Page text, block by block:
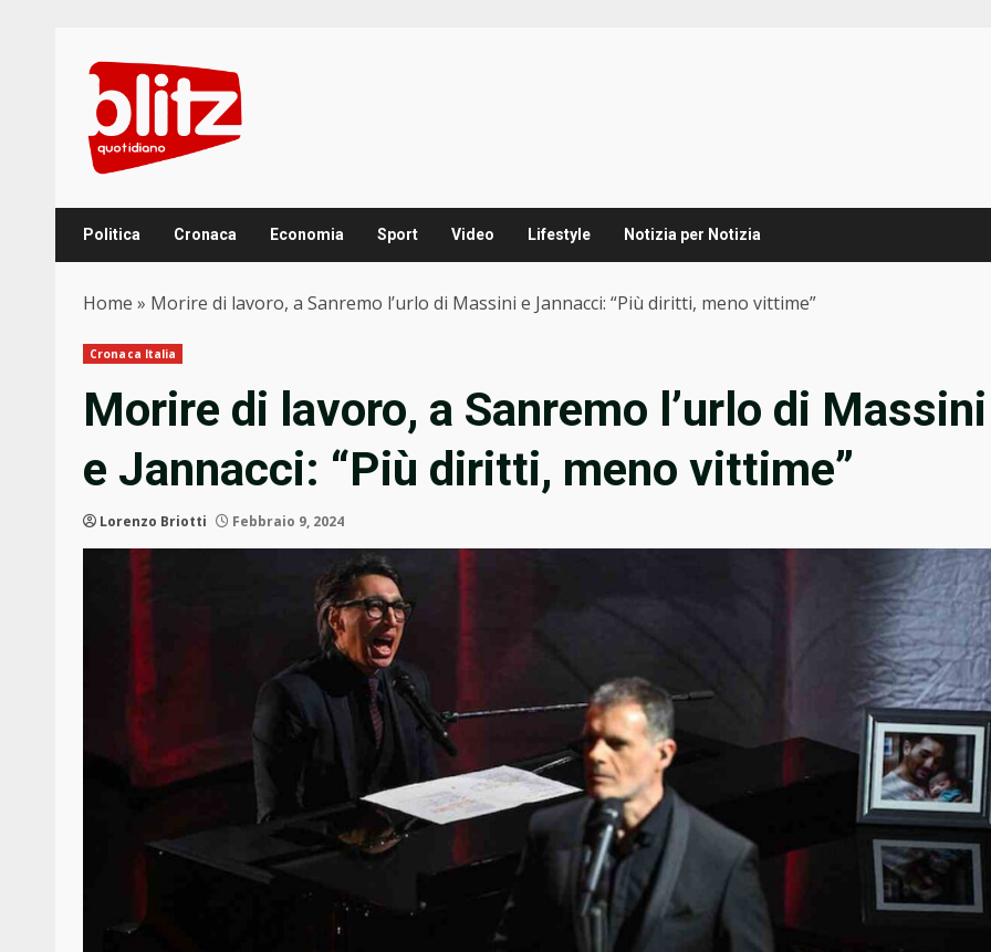
content
Politica Cronaca Economia Sport Video Lifestyle Notizia per Notizia
Home » Morire di lavoro, a Sanremo l’urlo di Massini e Jannacci: “Più diritti, meno vittime”
Cronaca Italia
Morire di lavoro, a Sanremo l’urlo di Massini
e Jannacci: “Più diritti, meno vittime”
Lorenzo Briotti Febbraio 9, 2024